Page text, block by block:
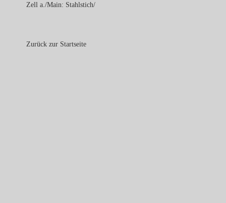
Zell a./Main: Stahlstich/
Zurück zur Startseite